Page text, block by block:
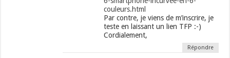
couleurs.html
Par contre, je viens de m’inscrire, je
teste en laissant un lien TFP :-)
Cordialement,
Répondre